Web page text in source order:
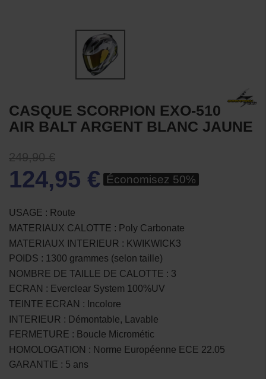
CASQUE SCORPION EXO-510
AIR BALT ARGENT BLANC JAUNE
249,90 €
124,95 € Économisez 50%
USAGE : Route
MATERIAUX CALOTTE : Poly Carbonate
MATERIAUX INTERIEUR : KWIKWICK3
POIDS : 1300 grammes (selon taille)
NOMBRE DE TAILLE DE CALOTTE : 3
ECRAN : Everclear System 100%UV
TEINTE ECRAN : Incolore
INTERIEUR : Démontable, Lavable
FERMETURE : Boucle Micrométic
HOMOLOGATION : Norme Européenne ECE 22.05
GARANTIE : 5 ans